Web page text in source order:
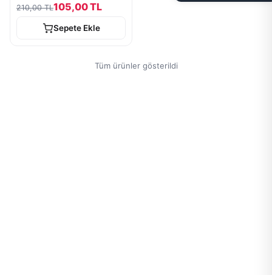
210,00 TL105,00 TL
Sepete Ekle
Tüm ürünler gösterildi